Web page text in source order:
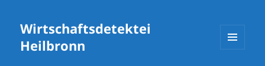
Wirtschaftsdetektei
Heilbronn